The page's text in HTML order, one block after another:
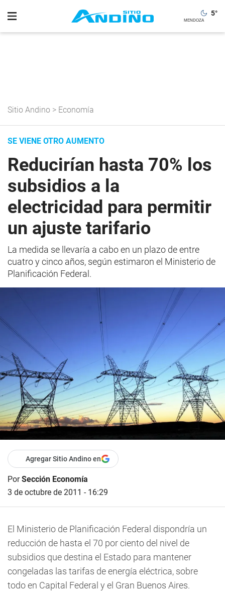
5°
Sitio Andino > Economía
SE VIENE OTRO AUMENTO
Reducirían hasta 70% los
subsidios a la
electricidad para permitir
un ajuste tarifario
La medida se llevaría a cabo en un plazo de entre
cuatro y cinco años, según estimaron el Ministerio de
Planificación Federal.
Agregar Sitio Andino en
PorSección Economía
3 de octubre de 2011 - 16:29
El Ministerio de Planificación Federal dispondría un
reducción de hasta el 70 por ciento del nivel de
subsidios que destina el Estado para mantener
congeladas las tarifas de energía eléctrica, sobre
todo en Capital Federal y el Gran Buenos Aires.